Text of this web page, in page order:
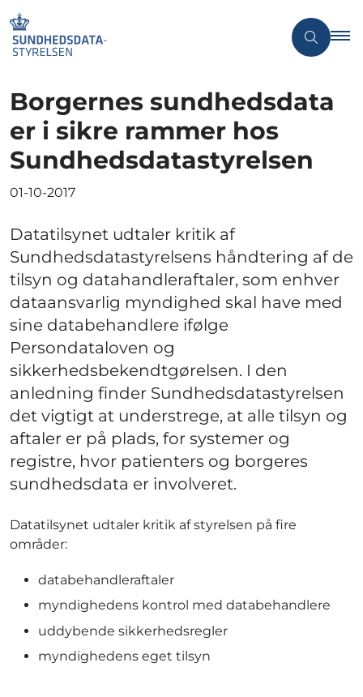
Borgernes sundhedsdata
er i sikre rammer hos
Sundhedsdatastyrelsen
01-10-2017
Datatilsynet udtaler kritik af
Sundhedsdatastyrelsens håndtering af de
tilsyn og datahandleraftaler, som enhver
dataansvarlig myndighed skal have med
sine databehandlere ifølge
Persondataloven og
sikkerhedsbekendtgørelsen. I den
anledning finder Sundhedsdatastyrelsen
det vigtigt at understrege, at alle tilsyn og
aftaler er på plads, for systemer og
registre, hvor patienters og borgeres
sundhedsdata er involveret.
Datatilsynet udtaler kritik af styrelsen på fire
områder:
databehandleraftaler
myndighedens kontrol med databehandlere
uddybende sikkerhedsregler
myndighedens eget tilsyn